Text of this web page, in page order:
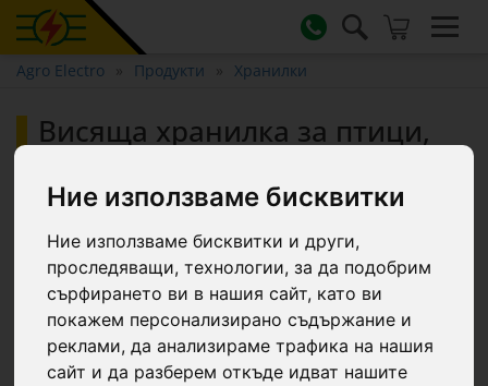
Ние използваме бисквитки
Ние използваме бисквитки и други,
проследяващи, технологии, за да подобрим
сърфирането ви в нашия сайт, като ви
покажем персонализирано съдържание и
реклами, да анализираме трафика на нашия
сайт и да разберем откъде идват нашите
Agro Electro Продукти Хранилки
Висяща хранилка за птици,